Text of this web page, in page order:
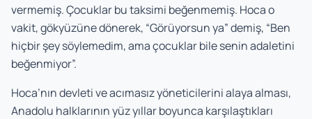
vermemiş. Çocuklar bu taksimi beğenmemiş. Hoca o
vakit, gökyüzüne dönerek, “Görüyorsun ya” demiş, “Ben
hiçbir şey söylemedim, ama çocuklar bile senin adaletini
beğenmiyor”.
Hoca’nın devleti ve acımasız yöneticilerini alaya alması,
Anadolu halklarının yüz yıllar boyunca karşılaştıkları